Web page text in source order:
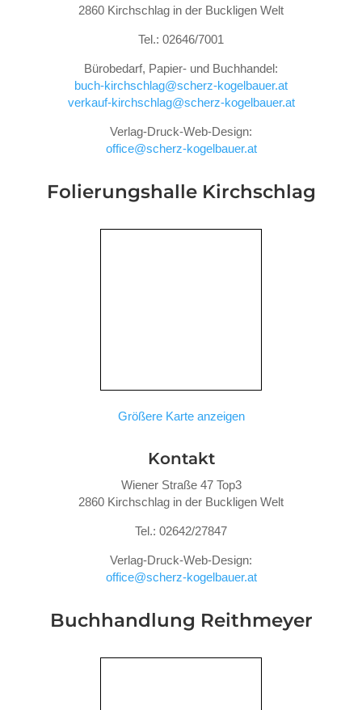
2860 Kirchschlag in der Buckligen Welt
Tel.: 02646/7001
Bürobedarf, Papier- und Buchhandel:
buch-kirchschlag@scherz-kogelbauer.at
verkauf-kirchschlag@scherz-kogelbauer.at
Verlag-Druck-Web-Design:
office@scherz-kogelbauer.at
Folierungshalle Kirchschlag
Größere Karte anzeigen
Kontakt
Wiener Straße 47 Top3
2860 Kirchschlag in der Buckligen Welt
Tel.: 02642/27847
Verlag-Druck-Web-Design:
office@scherz-kogelbauer.at
Buchhandlung Reithmeyer